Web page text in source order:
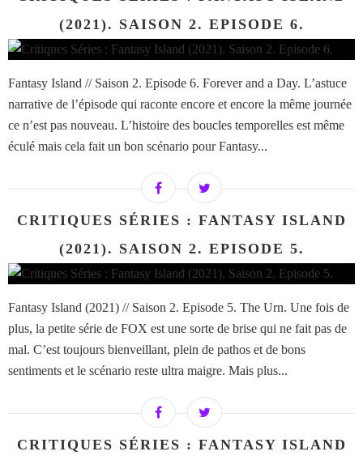
(2021). SAISON 2. EPISODE 6.
Fantasy Island // Saison 2. Episode 6. Forever and a Day. L’astuce
narrative de l’épisode qui raconte encore et encore la même journée
ce n’est pas nouveau. L’histoire des boucles temporelles est même
éculé mais cela fait un bon scénario pour Fantasy...
CRITIQUES SÉRIES : FANTASY ISLAND
(2021). SAISON 2. EPISODE 5.
Fantasy Island (2021) // Saison 2. Episode 5. The Urn. Une fois de
plus, la petite série de FOX est une sorte de brise qui ne fait pas de
mal. C’est toujours bienveillant, plein de pathos et de bons
sentiments et le scénario reste ultra maigre. Mais plus...
CRITIQUES SÉRIES : FANTASY ISLAND